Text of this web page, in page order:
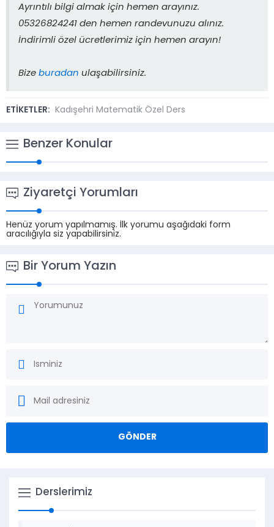
Ayrıntılı bilgi almak için hemen arayınız.
05326824241 den hemen randevunuzu alınız.
İndirimli özel ücretlerimiz için hemen arayın!
Bize buradan ulaşabilirsiniz.
ETİKETLER: Kadışehri Matematik Özel Ders
Benzer Konular
Ziyaretçi Yorumları
Henüz yorum yapılmamış. İlk yorumu aşağıdaki form
aracılığıyla siz yapabilirsiniz.
Bir Yorum Yazın
Derslerimiz